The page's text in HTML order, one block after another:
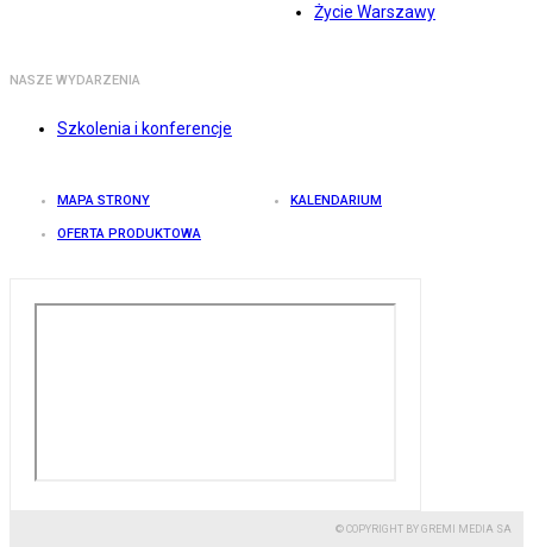
Życie Warszawy
NASZE WYDARZENIA
Szkolenia i konferencje
MAPA STRONY KALENDARIUM
OFERTA PRODUKTOWA
© COPYRIGHT BY GREMI MEDIA SA